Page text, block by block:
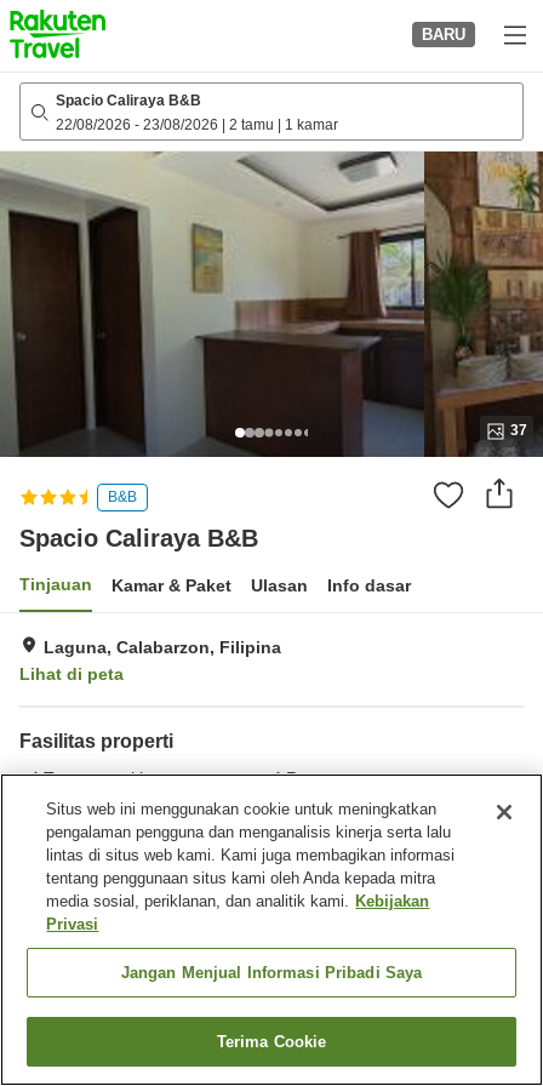
to
top
page
BARU
Spacio Caliraya B&B
22/08/2026 - 23/08/2026 2 tamu 1 kamar
37
B&B
Spacio Caliraya B&B
Tinjauan Kamar & Paket Ulasan Info dasar
Laguna, Calabarzon, Filipina
Lihat di peta
Fasilitas properti
Tempat parkir
Restoran
Benar-benar bebas rokok
Sarapan
Beranda Filipina Calabarzon Laguna Spacio Caliraya B&B
Cari kamar
Situs web ini menggunakan cookie untuk meningkatkan
pengalaman pengguna dan menganalisis kinerja serta lalu
lintas di situs web kami. Kami juga membagikan informasi
tentang penggunaan situs kami oleh Anda kepada mitra
media sosial, periklanan, dan analitik kami. Kebijakan
Privasi
Jangan Menjual Informasi Pribadi Saya
Terima Cookie